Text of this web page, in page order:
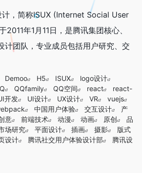
计，简称ISUX (Internet Social User
年1月11日，是腾讯集团核心、
计团队，专业成员包括用户研究、交
Demoo H5 ISUX
logo设计
QQfamily QQ空间 react
react-
开发 UI设计 UX设计 VR
vuejs
中国用户体验 交互设计
产
意 前端技术 动漫 动画 原创
品
场研究 平面设计 插画 摄影
版式
设计 腾讯社交用户体验设计部
腾讯设